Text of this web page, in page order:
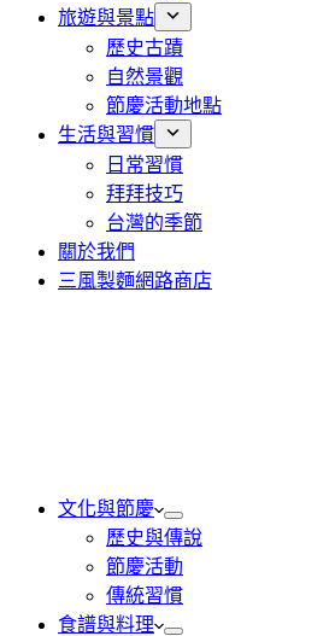
旅遊與景點
歷史古蹟
自然景觀
節慶活動地點
生活與習慣
日常習慣
拜拜技巧
台灣的季節
關於我們
三風製麵網路商店
文化與節慶
歷史與傳說
節慶活動
傳統習慣
食譜與料理